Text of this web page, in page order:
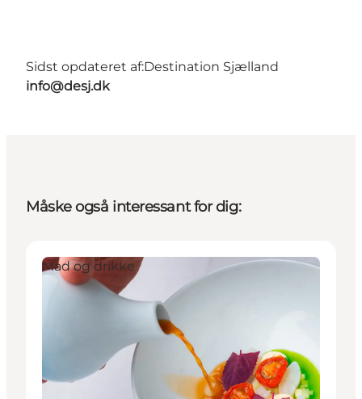
Sidst opdateret af:Destination Sjælland
info@desj.dk
Måske også interessant for dig:
Mad og drikke